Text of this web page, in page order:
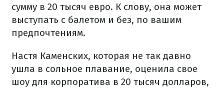
сумму в 20 тысяч евро. К слову, она может
выступать с балетом и без, по вашим
предпочтениям.
Настя Каменских, которая не так давно
ушла в сольное плавание, оценила свое
шоу для корпоратива в 20 тысяч долларов,